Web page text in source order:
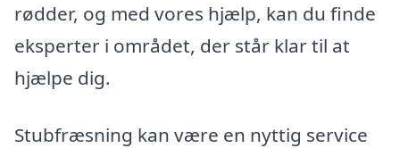
rødder, og med vores hjælp, kan du finde
eksperter i området, der står klar til at
hjælpe dig.
Stubfræsning kan være en nyttig service